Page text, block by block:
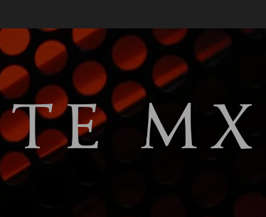
2
billete por centenario de la
Asociación de Scouts en
agosto 7, 2026
3
Internacional Portada
Desplome de la IA arrastra a
fondos estrella de Wall
Street
agosto 7, 2026